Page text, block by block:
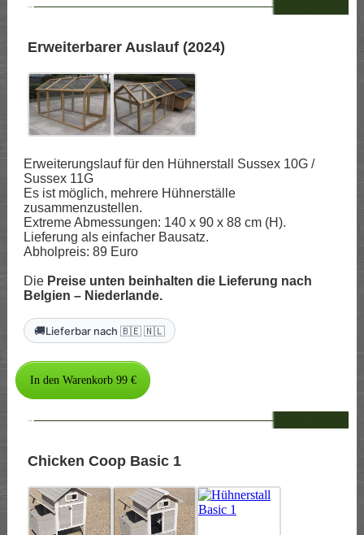
--
Erweiterbarer Auslauf (2024)
Erweiterungslauf für den Hühnerstall Sussex 10G /
Sussex 11G
Es ist möglich, mehrere Hühnerställe
zusammenzustellen.
Extreme Abmessungen: 140 x 90 x 88 cm (H).
Lieferung als einfacher Bausatz.
Abholpreis: 89 Euro
Die Preise unten beinhalten die Lieferung nach
Belgien – Niederlande.
🚚Lieferbar nach 🇧🇪 🇳🇱
--
Chicken Coop Basic 1